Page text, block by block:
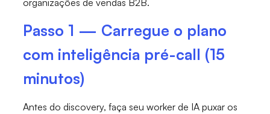
Passo 1 — Carregue o plano
com inteligência pré-call (15
minutos)
Antes do discovery, faça seu worker de IA puxar os